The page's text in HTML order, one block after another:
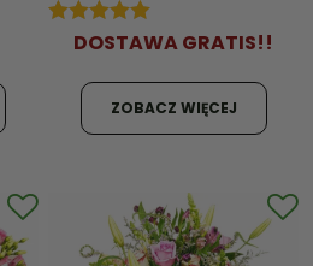
5.00out of 5
DOSTAWA GRATIS!!
ZOBACZ WIĘCEJ